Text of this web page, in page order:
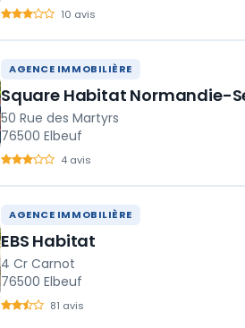
10 avis
AGENCE IMMOBILIÈRE
Square Habitat Normandie-
50 Rue des Martyrs
76500 Elbeuf
4 avis
AGENCE IMMOBILIÈRE
EBS Habitat
4 Cr Carnot
76500 Elbeuf
81 avis